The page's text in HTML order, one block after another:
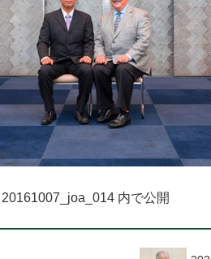
投
稿
20161007_joa_014 内で公開